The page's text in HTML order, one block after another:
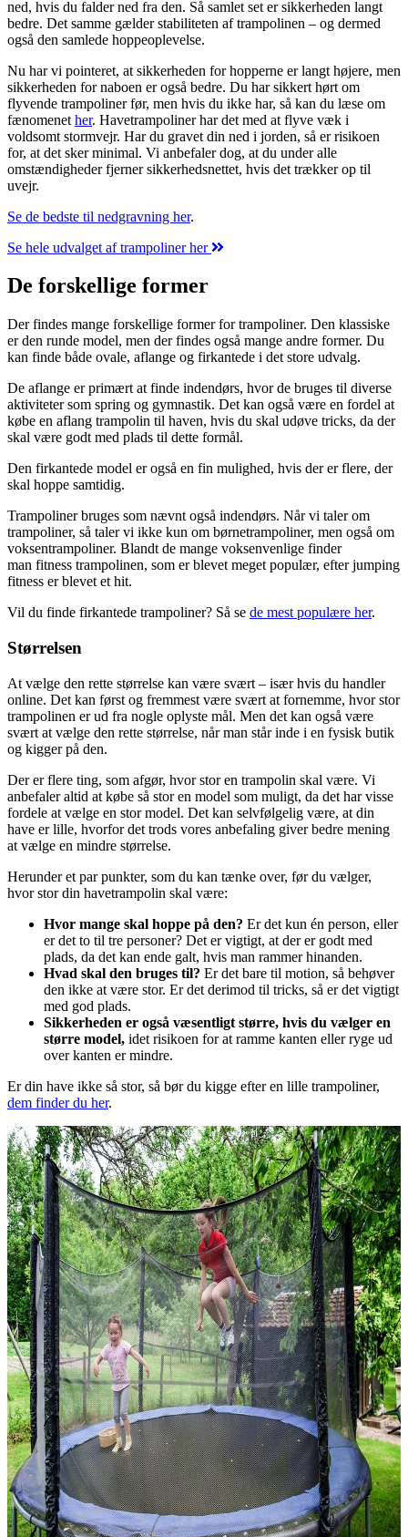
ned, hvis du falder ned fra den. Så samlet set er sikkerheden langt
bedre. Det samme gælder stabiliteten af trampolinen – og dermed
også den samlede hoppeoplevelse.
Nu har vi pointeret, at sikkerheden for hopperne er langt højere, men
sikkerheden for naboen er også bedre. Du har sikkert hørt om
flyvende trampoliner før, men hvis du ikke har, så kan du læse om
fænomenet her. Havetrampoliner har det med at flyve væk i
voldsomt stormvejr. Har du gravet din ned i jorden, så er risikoen
for, at det sker minimal. Vi anbefaler dog, at du under alle
omstændigheder fjerner sikkerhedsnettet, hvis det trækker op til
uvejr.
Se de bedste til nedgravning her.
Se hele udvalget af trampoliner her
De forskellige former
Der findes mange forskellige former for trampoliner. Den klassiske
er den runde model, men der findes også mange andre former. Du
kan finde både ovale, aflange og firkantede i det store udvalg.
De aflange er primært at finde indendørs, hvor de bruges til diverse
aktiviteter som spring og gymnastik. Det kan også være en fordel at
købe en aflang trampolin til haven, hvis du skal udøve tricks, da der
skal være godt med plads til dette formål.
Den firkantede model er også en fin mulighed, hvis der er flere, der
skal hoppe samtidig.
Trampoliner bruges som nævnt også indendørs. Når vi taler om
trampoliner, så taler vi ikke kun om børnetrampoliner, men også om
voksentrampoliner. Blandt de mange voksenvenlige finder
man fitness trampolinen, som er blevet meget populær, efter jumping
fitness er blevet et hit.
Vil du finde firkantede trampoliner? Så se de mest populære her.
Størrelsen
At vælge den rette størrelse kan være svært – især hvis du handler
online. Det kan først og fremmest være svært at fornemme, hvor stor
trampolinen er ud fra nogle oplyste mål. Men det kan også være
svært at vælge den rette størrelse, når man står inde i en fysisk butik
og kigger på den.
Der er flere ting, som afgør, hvor stor en trampolin skal være. Vi
anbefaler altid at købe så stor en model som muligt, da det har visse
fordele at vælge en stor model. Det kan selvfølgelig være, at din
have er lille, hvorfor det trods vores anbefaling giver bedre mening
at vælge en mindre størrelse.
Herunder et par punkter, som du kan tænke over, før du vælger,
hvor stor din havetrampolin skal være:
Hvor mange skal hoppe på den? Er det kun én person, eller
er det to til tre personer? Det er vigtigt, at der er godt med
plads, da det kan ende galt, hvis man rammer hinanden.
Hvad skal den bruges til? Er det bare til motion, så behøver
den ikke at være stor. Er det derimod til tricks, så er det vigtigt
med god plads.
Sikkerheden er også væsentligt større, hvis du vælger en
større model, idet risikoen for at ramme kanten eller ryge ud
over kanten er mindre.
Er din have ikke så stor, så bør du kigge efter en lille trampoliner,
dem finder du her.